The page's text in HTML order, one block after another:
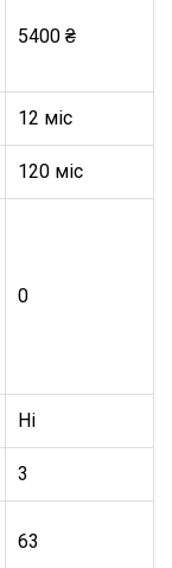
5400 ₴
12 міс
120 міс
0
Ні
3
63